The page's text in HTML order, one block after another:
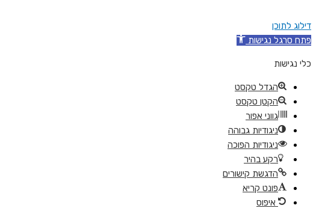
דילוג לתוכן
פתח סרגל נגישות
כלי נגישות
הגדל טקסט
הקטן טקסט
גווני אפור
ניגודיות גבוהה
ניגודיות הפוכה
רקע בהיר
הדגשת קישורים
פונט קריא
איפוס